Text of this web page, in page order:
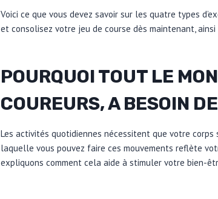
Voici ce que vous devez savoir sur les quatre types
et consolisez votre jeu de course dès maintenant,
POURQUOI TOUT LE
COUREURS, A BESOIN
Les activités quotidiennes nécessitent que votre
laquelle vous pouvez faire ces mouvements reflète
expliquons comment cela aide à stimuler votre bien-